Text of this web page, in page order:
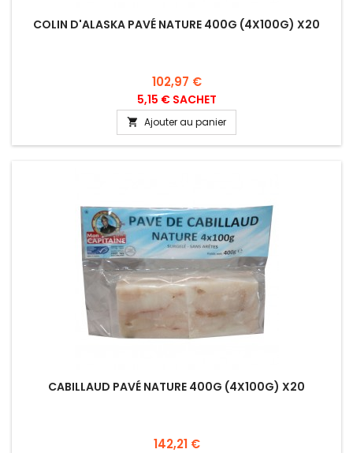
COLIN D'ALASKA PAVÉ NATURE 400G (4X100G) X20
Prix
102,97 €
5,15 € SACHET
 Ajouter au panier
CABILLAUD PAVÉ NATURE 400G (4X100G) X20
Prix
142,21 €